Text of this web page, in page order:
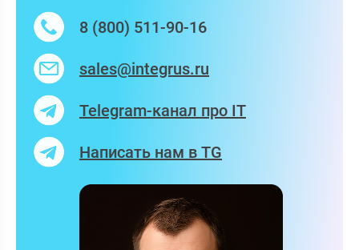
8 (800) 511-90-16
Telegram-канал про IT
sales@integrus.ru
Написать нам в TG